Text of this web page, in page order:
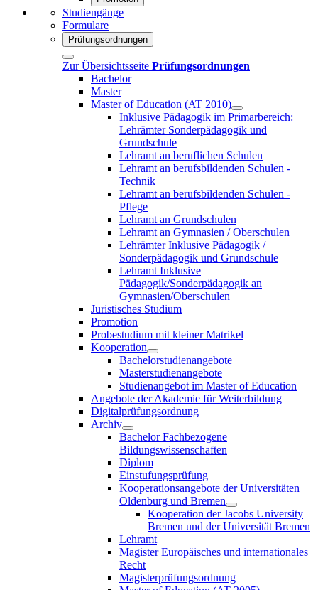
Studiengänge
Formulare
Prüfungsordnungen
Zur Übersichtsseite Prüfungsordnungen
Bachelor
Master
Master of Education (AT 2010)
Inklusive Pädagogik im Primarbereich:
Lehrämter Sonderpädagogik und
Grundschule
Lehramt an beruflichen Schulen
Lehramt an berufsbildenden Schulen -
Technik
Lehramt an berufsbildenden Schulen -
Pflege
Lehramt an Grundschulen
Lehramt an Gymnasien / Oberschulen
Lehrämter Inklusive Pädagogik /
Sonderpädagogik und Grundschule
Lehramt Inklusive
Pädagogik/Sonderpädagogik an
Gymnasien/Oberschulen
Juristisches Studium
Promotion
Probestudium mit kleiner Matrikel
Kooperation
Bachelorstudienangebote
Masterstudienangebote
Studienangebot im Master of Education
Angebote der Akademie für Weiterbildung
Digitalprüfungsordnung
Archiv
Bachelor Fachbezogene
Bildungswissenschaften
Diplom
Einstufungsprüfung
Kooperationsangebote der Universitäten
Oldenburg und Bremen
Kooperation der Jacobs University
Bremen und der Universität Bremen
Lehramt
Magister Europäisches und internationales
Recht
Magisterprüfungsordnung